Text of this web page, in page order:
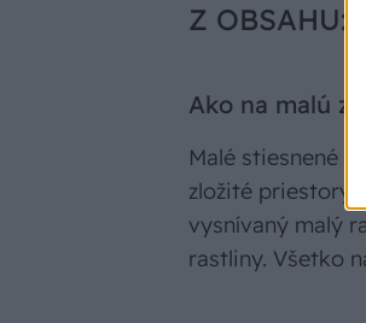
Z OBSAHU:
Ako na malú
Malé stiesnené
zložité priestory
vysnívaný malý
rastliny. Všetko